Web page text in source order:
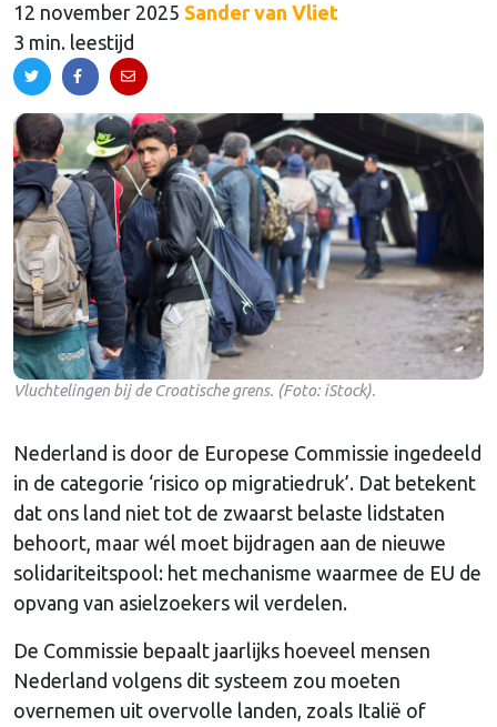
12 november 2025 Sander van Vliet
3 min. leestijd
Vluchtelingen bij de Croatische grens. (Foto: iStock).
Nederland is door de Europese Commissie ingedeeld
in de categorie ‘risico op migratiedruk’. Dat betekent
dat ons land niet tot de zwaarst belaste lidstaten
behoort, maar wél moet bijdragen aan de nieuwe
solidariteitspool: het mechanisme waarmee de EU de
opvang van asielzoekers wil verdelen.
De Commissie bepaalt jaarlijks hoeveel mensen
Nederland volgens dit systeem zou moeten
overnemen uit overvolle landen, zoals Italië of